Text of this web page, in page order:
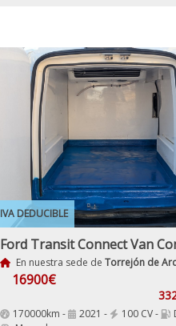
IVA DEDUCIBLE
En nuestra sede deTorrejón de
16900€
170000km - 2021 - 100 CV -